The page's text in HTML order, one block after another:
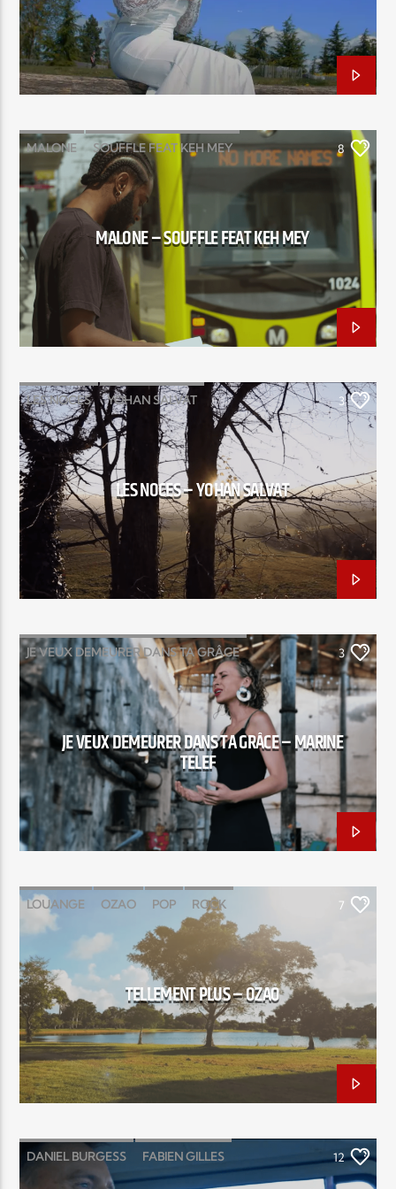
TITRE
ARTISTE
Radio Elyon
Elyon Rhema
Elyon Live
Elyon Kids
MALONE SOUFFLE FEAT KEH MEY 8
MALONE – SOUFFLE FEAT KEH MEY
LES NOCES YOHAN SALVAT 3
LES NOCES – YOHAN SALVAT
JE VEUX DEMEURER DANS TA GRÂCE
MARINE TELEF
3
JE VEUX DEMEURER DANS TA GRÂCE – MARINE
TELEF
LOUANGE OZAO POP ROCK
TELLEMENT PLUS YOHAN SALVAT
7
TELLEMENT PLUS – OZAO
DANIEL BURGESS FABIEN GILLES 12